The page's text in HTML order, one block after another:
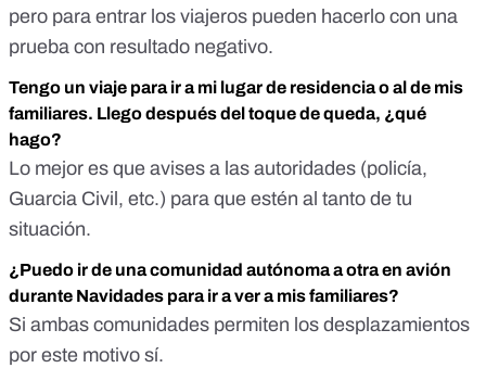
pero para entrar los viajeros pueden hacerlo con una
prueba con resultado negativo.
Tengo un viaje para ir a mi lugar de residencia o al de mis
familiares. Llego después del toque de queda, ¿qué
hago?
Lo mejor es que avises a las autoridades (policía,
Guarcia Civil, etc.) para que estén al tanto de tu
situación.
¿Puedo ir de una comunidad autónoma a otra en avión
durante Navidades para ir a ver a mis familiares?
Si ambas comunidades permiten los desplazamientos
por este motivo sí.